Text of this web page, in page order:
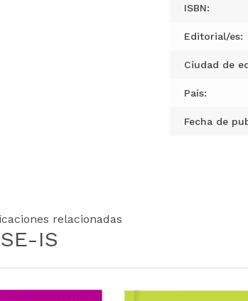
ISBN:
Editorial/es:
Ciudad de
País:
Fecha de
relacionadas
IS